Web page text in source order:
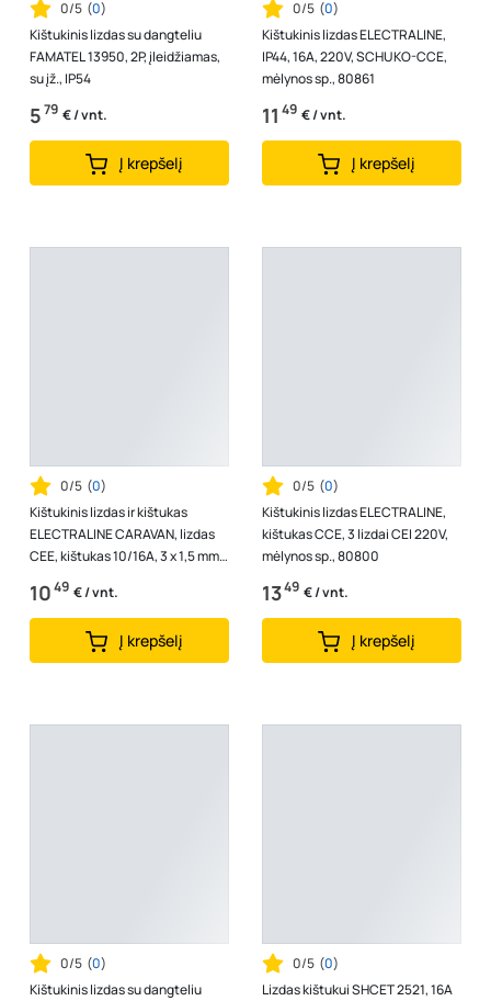
0/5 (0)
Kištukinis lizdas su dangteliu
FAMATEL 13950, 2P, įleidžiamas,
su įž., IP54
579 € / vnt.
Į krepšelį
0/5 (0)
Kištukinis lizdas ELECTRALINE,
IP44, 16A, 220V, SCHUKO-CCE,
mėlynos sp., 80861
11 49 € / vnt.
Į krepšelį
0/5 (0)
Kištukinis lizdas ir kištukas
ELECTRALINE CARAVAN, lizdas
CEE, kištukas 10/16A, 3 x 1,5 mm²
30 cm ilgio laidas, 1607
1049 € / vnt.
Į krepšelį
0/5 (0)
Kištukinis lizdas ELECTRALINE,
kištukas CCE, 3 lizdai CEI 220V,
mėlynos sp., 80800
1349 € / vnt.
Į krepšelį
0/5 (0)
Kištukinis lizdas su dangteliu
0/5 (0)
Lizdas kištukui SHCET 2521, 16A